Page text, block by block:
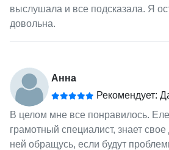
выслушала и все подсказала. Я
довольна.
Анна
Рекомендует:
В целом мне все понравилось.
грамотный специалист, знает
ней обращусь, если будут